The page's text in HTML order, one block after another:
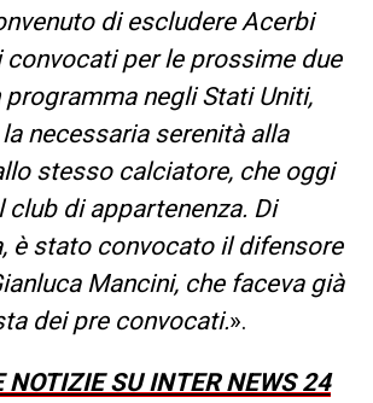
di escludere Acerbi
convocati per le prossime due
negli Stati Uniti,
necessaria serenità alla
stesso calciatore, che oggi
club di appartenenza. Di
è stato convocato il difensore
Mancini, che faceva già
dei pre convocati.».
NOTIZIE SU INTER NEWS 24